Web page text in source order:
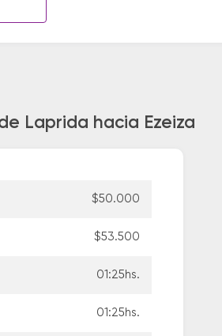
Laprida hacia Ezeiza
$50.000
$53.500
01:25hs.
01:25hs.